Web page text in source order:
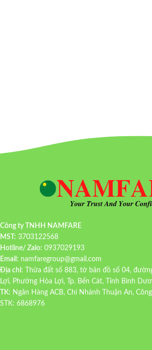
Công ty TNHH NAMFARE
MST: 3703122568
Hotline/ Zalo: 0937029193
Email: namfaregroup@gmail.com
Địa chỉ: Thửa đất số 883, tờ bản đồ số 04,
Lợi, Phường Hòa Lợi, Tp. Bến Cát, Tỉnh Bình
TK: Ngân Hàng ACB, Chi Nhánh Thuận An,
STK: 6868976